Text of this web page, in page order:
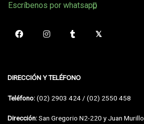
Escríbenos por whatsapp
DIRECCIÓN Y TELÉFONO
Teléfono:(02) 2903 424 / (02) 2550 458
Dirección:San Gregorio N2-220 y Juan Murillo